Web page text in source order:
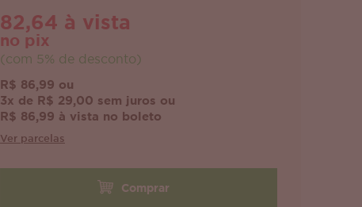
82,64 à vista
no pix
(com 5% de desconto)
R$ 86,99 ou
3x de R$ 29,00 sem juros ou
R$ 86,99 à vista no boleto
Ver parcelas
Comprar